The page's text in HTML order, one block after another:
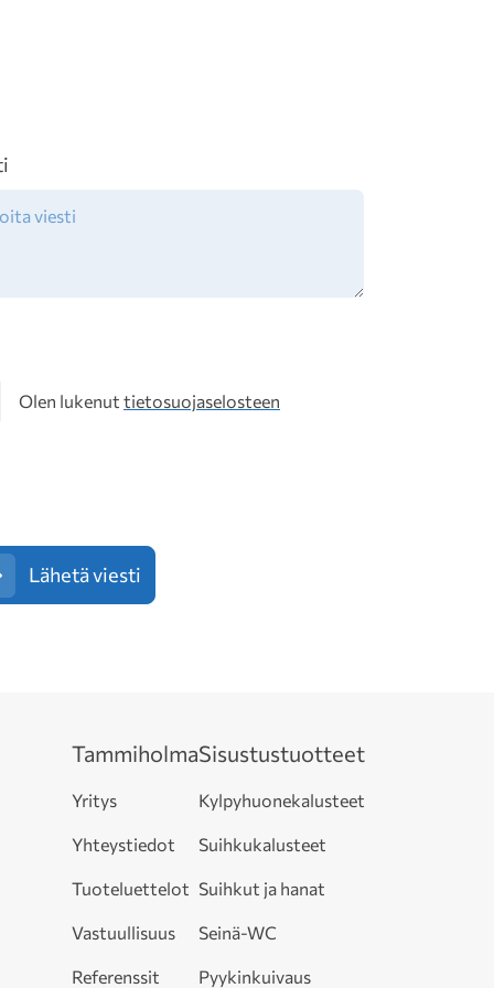
Olen lukenut tietosuojaselosteen
Lähetä viesti
Tammiholma
Yritys
Yhteystiedot
Tuoteluettelot
Vastuullisuus
Referenssit
Sisustustuotteet
Kylpyhuonekalusteet
Suihkukalusteet
Suihkut ja hanat
Seinä-WC
Pyykinkuivaus